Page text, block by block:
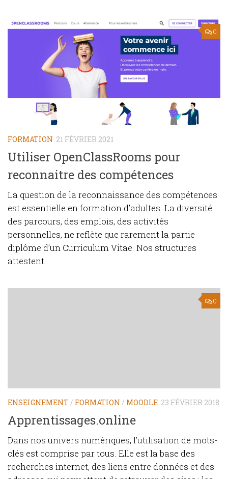
0
FORMATION 21 FÉVRIER 2021
Utiliser OpenClassRooms pour
reconnaitre des compétences
La question de la reconnaissance des compétences
est essentielle en formation d’adultes. La diversité
des parcours, des emplois, des activités
personnelles, ne reflète que rarement la partie
diplôme d’un Curriculum Vitae. Nos structures
attestent...
0
ENSEIGNEMENT / FORMATION / MOODLE 23 FÉVRIER 2018
Apprentissages.online
Dans nos univers numériques, l’utilisation de mots-
clés est comprise par tous. Elle est la base des
recherches internet, des liens entre données et des